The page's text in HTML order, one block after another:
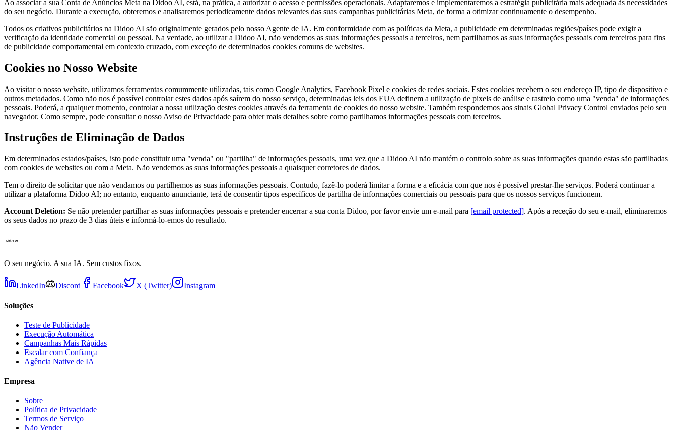
Ao associar a sua Conta de Anúncios Meta na Didoo AI, está, na prática, a autorizar o acesso e permissões operacionais. Adaptaremos e implementaremos a estratégia publicitária mais adequada às necessidades
do seu negócio. Durante a execução, obteremos e analisaremos periodicamente dados relevantes das suas campanhas publicitárias Meta, de forma a otimizar continuamente o desempenho.
Todos os criativos publicitários na Didoo AI são originalmente gerados pelo nosso Agente de IA. Em conformidade com as políticas da Meta, a publicidade em determinadas regiões/países pode exigir a
verificação da identidade comercial ou pessoal. Na verdade, ao utilizar a Didoo AI, não vendemos as suas informações pessoais a terceiros, nem partilhamos as suas informações pessoais com terceiros para fins
de publicidade comportamental em contexto cruzado, com exceção de determinados cookies comuns de websites.
Cookies no Nosso Website
Ao visitar o nosso website, utilizamos ferramentas comummente utilizadas, tais como Google Analytics, Facebook Pixel e cookies de redes sociais. Estes cookies recebem o seu endereço IP, tipo de dispositivo e
outros metadados. Como não nos é possível controlar estes dados após saírem do nosso serviço, determinadas leis dos EUA definem a utilização de pixels de análise e rastreio como uma "venda" de informações
pessoais. Poderá, a qualquer momento, controlar a nossa utilização destes cookies através da ferramenta de cookies do nosso website. Também respondemos aos sinais Global Privacy Control enviados pelo seu
navegador. Como sempre, pode consultar o nosso Aviso de Privacidade para obter mais detalhes sobre como partilhamos informações pessoais com terceiros.
Instruções de Eliminação de Dados
Em determinados estados/países, isto pode constituir uma "venda" ou "partilha" de informações pessoais, uma vez que a Didoo AI não mantém o controlo sobre as suas informações quando estas são partilhadas
com cookies de websites ou com a Meta. Não vendemos as suas informações pessoais a quaisquer corretores de dados.
Tem o direito de solicitar que não vendamos ou partilhemos as suas informações pessoais. Contudo, fazê-lo poderá limitar a forma e a eficácia com que nos é possível prestar-lhe serviços. Poderá continuar a
utilizar a plataforma Didoo AI; no entanto, enquanto anunciante, terá de consentir tipos específicos de partilha de informações comerciais ou pessoais para que os nossos serviços funcionem.
Account Deletion: Se não pretender partilhar as suas informações pessoais e pretender encerrar a sua conta Didoo, por favor envie um e-mail para [email protected]. Após a receção do seu e-mail, eliminaremos
os seus dados no prazo de 3 dias úteis e informá-lo-emos do resultado.
O seu negócio. A sua IA. Sem custos fixos.
LinkedIn Discord Facebook X (Twitter) Instagram
Soluções
Teste de Publicidade
Execução Automática
Campanhas Mais Rápidas
Escalar com Confiança
Agência Native de IA
Empresa
Sobre
Política de Privacidade
Termos de Serviço
Não Vender